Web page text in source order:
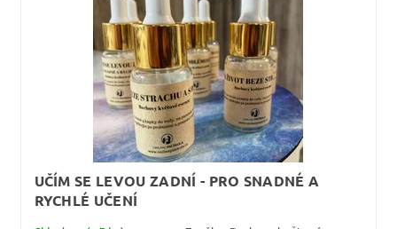
UČÍM SE LEVOU ZADNÍ - PRO SNADNÉ A
RYCHLÉ UČENÍ